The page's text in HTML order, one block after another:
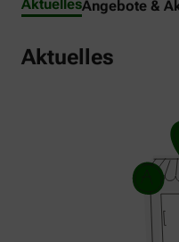
AktuellesAngebote &
Aktuelles